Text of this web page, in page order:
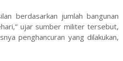
berdasarkan jumlah bangunan
ujar sumber militer tersebut,
penghancuran yang dilakukan,